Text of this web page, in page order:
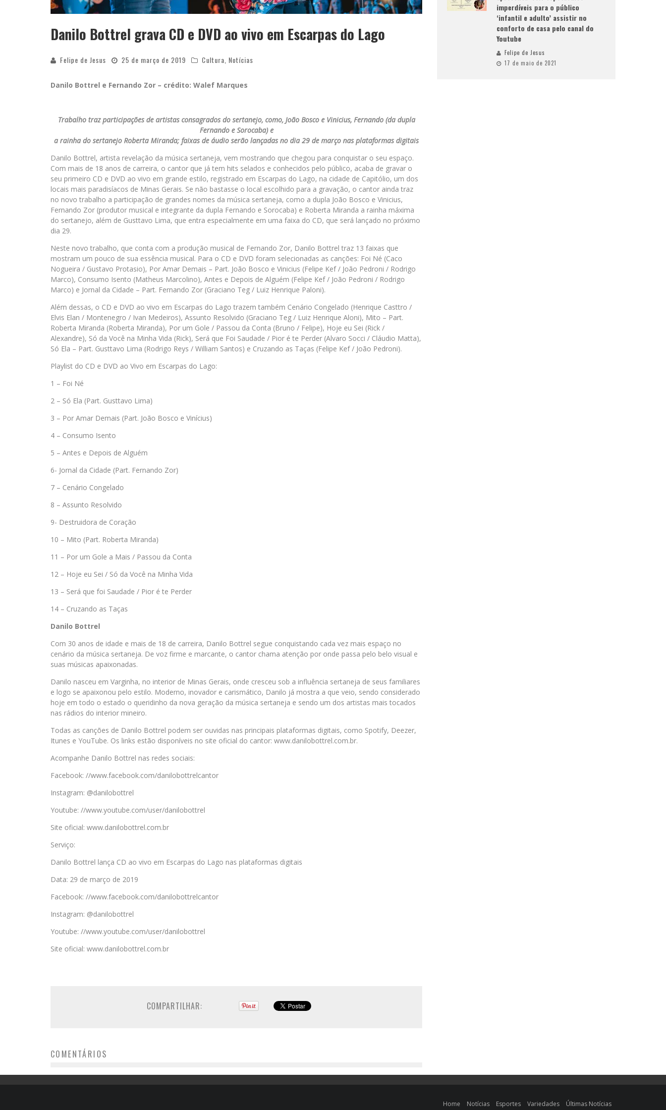
Danilo Bottrel grava CD e DVD ao vivo em Escarpas do Lago
Felipe de Jesus 25 de março de 2019 Cultura Notícias
Danilo Bottrel e Fernando Zor – crédito: Walef Marques
Trabalho traz participações de artistas consagrados do sertanejo, como, João Bosco e Vinicius, Fernando (da dupla
Fernando e Sorocaba) e
a rainha do sertanejo Roberta Miranda; faixas de áudio serão lançadas no dia 29 de março nas plataformas digitais
Danilo Bottrel, artista revelação da música sertaneja, vem mostrando que chegou para conquistar o seu espaço.
Com mais de 18 anos de carreira, o cantor que já tem hits selados e conhecidos pelo público, acaba de gravar o
seu primeiro CD e DVD ao vivo em grande estilo, registrado em Escarpas do Lago, na cidade de Capitólio, um dos
locais mais paradisíacos de Minas Gerais. Se não bastasse o local escolhido para a gravação, o cantor ainda traz
no novo trabalho a participação de grandes nomes da música sertaneja, como a dupla João Bosco e Vinicius,
Fernando Zor (produtor musical e integrante da dupla Fernando e Sorocaba) e Roberta Miranda a rainha máxima
do sertanejo, além de Gusttavo Lima, que entra especialmente em uma faixa do CD, que será lançado no próximo
dia 29.
Neste novo trabalho, que conta com a produção musical de Fernando Zor, Danilo Bottrel traz 13 faixas que
mostram um pouco de sua essência musical. Para o CD e DVD foram selecionadas as canções: Foi Né (Caco
Nogueira / Gustavo Protasio), Por Amar Demais – Part. João Bosco e Vinicius (Felipe Kef / João Pedroni / Rodrigo
Marco), Consumo Isento (Matheus Marcolino), Antes e Depois de Alguém (Felipe Kef / João Pedroni / Rodrigo
Marco) e Jornal da Cidade – Part. Fernando Zor (Graciano Teg / Luiz Henrique Paloni).
Além dessas, o CD e DVD ao vivo em Escarpas do Lago trazem também Cenário Congelado (Henrique Casttro /
Elvis Elan / Montenegro / Ivan Medeiros), Assunto Resolvido (Graciano Teg / Luiz Henrique Aloni), Mito – Part.
Roberta Miranda (Roberta Miranda), Por um Gole / Passou da Conta (Bruno / Felipe), Hoje eu Sei (Rick /
Alexandre), Só da Você na Minha Vida (Rick), Será que Foi Saudade / Pior é te Perder (Alvaro Socci / Cláudio Matta),
Só Ela – Part. Gusttavo Lima (Rodrigo Reys / William Santos) e Cruzando as Taças (Felipe Kef / João Pedroni).
Playlist do CD e DVD ao Vivo em Escarpas do Lago:
1 – Foi Né
2 – Só Ela (Part. Gusttavo Lima)
3 – Por Amar Demais (Part. João Bosco e Vinícius)
4 – Consumo Isento
5 – Antes e Depois de Alguém
6- Jornal da Cidade (Part. Fernando Zor)
7 – Cenário Congelado
8 – Assunto Resolvido
9- Destruidora de Coração
10 – Mito (Part. Roberta Miranda)
11 – Por um Gole a Mais / Passou da Conta
12 – Hoje eu Sei / Só da Você na Minha Vida
13 – Será que foi Saudade / Pior é te Perder
14 – Cruzando as Taças
Danilo Bottrel
Com 30 anos de idade e mais de 18 de carreira, Danilo Bottrel segue conquistando cada vez mais espaço no
cenário da música sertaneja. De voz firme e marcante, o cantor chama atenção por onde passa pelo belo visual e
suas músicas apaixonadas.
Danilo nasceu em Varginha, no interior de Minas Gerais, onde cresceu sob a influência sertaneja de seus familiares
e logo se apaixonou pelo estilo. Moderno, inovador e carismático, Danilo já mostra a que veio, sendo considerado
hoje em todo o estado o queridinho da nova geração da música sertaneja e sendo um dos artistas mais tocados
nas rádios do interior mineiro.
Todas as canções de Danilo Bottrel podem ser ouvidas nas principais plataformas digitais, como Spotify, Deezer,
Itunes e YouTube. Os links estão disponíveis no site oficial do cantor: www.danilobottrel.com.br.
Acompanhe Danilo Bottrel nas redes sociais:
Facebook: //www.facebook.com/danilobottrelcantor
Instagram: @danilobottrel
Youtube: //www.youtube.com/user/danilobottrel
Site oficial: www.danilobottrel.com.br
Serviço:
Danilo Bottrel lança CD ao vivo em Escarpas do Lago nas plataformas digitais
Data: 29 de março de 2019
Facebook: //www.facebook.com/danilobottrelcantor
Instagram: @danilobottrel
Youtube: //www.youtube.com/user/danilobottrel
Site oficial: www.danilobottrel.com.br
COMPARTILHAR:
COMENTÁRIOS
imperdíveis para o público
‘infantil e adulto’ assistir no
conforto de casa pelo canal do
Youtube
Felipe de Jesus
17 de maio de 2021
Home Notícias Esportes Variedades Últimas Notícias